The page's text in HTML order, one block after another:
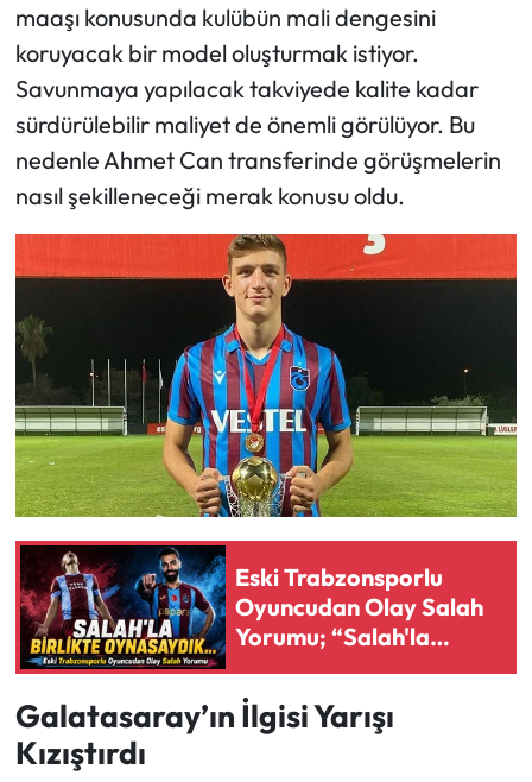
maaşı konusunda kulübün mali dengesini
koruyacak bir model oluşturmak istiyor.
Savunmaya yapılacak takviyede kalite kadar
sürdürülebilir maliyet de önemli görülüyor. Bu
nedenle Ahmet Can transferinde görüşmelerin
nasıl şekilleneceği merak konusu oldu.
Eski Trabzonsporlu
Oyuncudan Olay Salah
Yorumu; “Salah'la
Birlikte Oynasaydık...”
Galatasaray’ın İlgisi Yarışı
Kızıştırdı